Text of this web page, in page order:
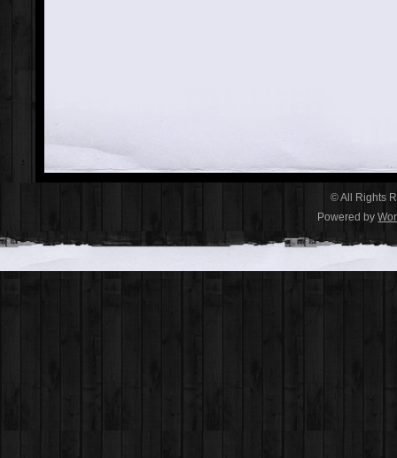
© All Rights
Powered by